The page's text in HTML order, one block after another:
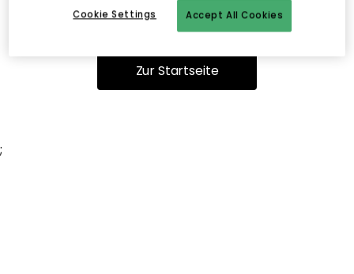
Sie können auf unserer Startseiteweiter navigieren.
Zur Startseite
;
Accept All Cookies
Cookie Settings